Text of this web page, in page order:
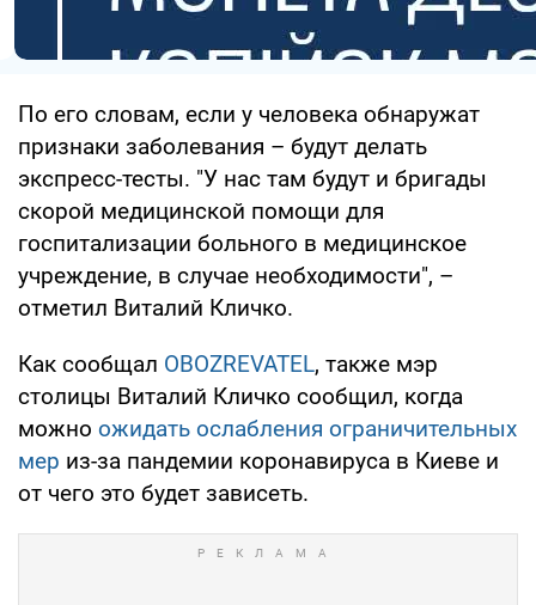
По его словам, если у человека обнаружат
признаки заболевания – будут делать
экспресс-тесты. "У нас там будут и бригады
скорой медицинской помощи для
госпитализации больного в медицинское
учреждение, в случае необходимости", –
отметил Виталий Кличко.
Как сообщал OBOZREVATEL, также мэр
столицы Виталий Кличко сообщил, когда
можно ожидать ослабления ограничительных
мер из-за пандемии коронавируса в Киеве и
от чего это будет зависеть.